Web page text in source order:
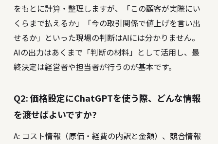
をもとに計算・整理しますが、「この顧客が実際にい
くらまで払えるか」「今の取引関係で値上げを言い出
せるか」といった現場の判断はAIには分かりません。
AIの出力はあくまで「判断の材料」として活用し、最
終決定は経営者や担当者が行うのが基本です。
Q2: 価格設定にChatGPTを使う際、どんな情報
を渡せばよいですか?
A: コスト情報（原価・経費の内訳と金額）、競合情報